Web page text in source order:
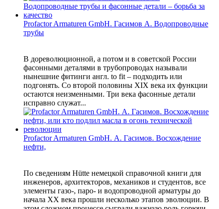
Profactor Armaturen GmbH. Гасимов А. Водопроводные
трубы
В дореволюционной, а потом и в советской России
фасонными деталями в трубопроводах называли
нынешние фитинги англ. to fit – подходить или
подгонять. Со второй половины XIX века их функции
остаются неизменными. Три века фасонные детали
исправно служат...
Profactor Armaturen GmbH. А. Гасимов. Восхождение
нефти,
По сведениям Hütte немецкой справочной книги для
инженеров, архитекторов, механиков и студентов, все
элементы газо-, паро- и водопроводной арматуры до
начала ХХ века прошли несколько этапов эволюции. В